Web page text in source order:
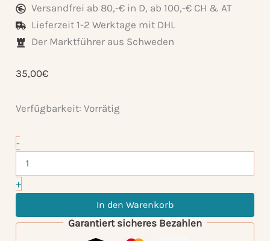
Versandfrei ab 80,-€ in D, ab 100,-€ CH & AT
Lieferzeit 1-2 Werktage mit DHL
Der Marktführer aus Schweden
35,00€
Verfügbarkeit: Vorrätig
-Probiotics
-
Unterstützung
der
Verdauung
Menge
+
In den Warenkorb
Garantiert sicheres Bezahlen